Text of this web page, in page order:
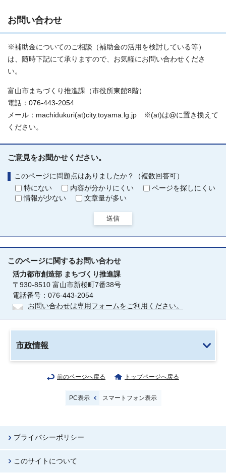
お問い合わせ
※補助金についてのご相談（補助金の活用を検討している等）
は、随時下記にて承りますので、お気軽にお問い合わせくださ
い。
富山市まちづくり推進課（市役所東館8階）
電話：076-443-2054
メール：machidukuri(at)city.toyama.lg.jp ※(at)は@に置き換えて
ください。
ご意見をお聞かせください。
このページに問題点はありましたか？（複数回答可）
特にない
内容が分かりにくい
ページを探しにくい
情報が少ない
文章量が多い
送信
このページに関するお問い合わせ
活力都市創造部 まちづくり推進課
〒930-8510 富山市新桜町7番38号
電話番号：076-443-2054
お問い合わせは専用フォームをご利用ください。
市政情報
前のページへ戻る トップページへ戻る
PC表示 スマートフォン表示
プライバシーポリシー
このサイトについて